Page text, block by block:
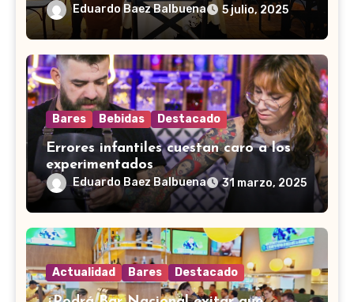
Eduardo Baez Balbuena 5 julio, 2025
Bares Bebidas Destacado
Errores infantiles cuestan caro a los
experimentados
Eduardo Baez Balbuena 31 marzo, 2025
Actualidad Bares Destacado